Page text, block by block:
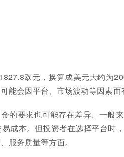
欧元，换算成美元大约为
能会因平台、市场波动等因素而
的要求也可能存在差异。一般
成本。但投资者在选择平台时
服务质量等方面。